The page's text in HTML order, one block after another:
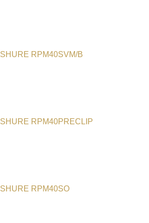
SHURE RPM40SVM/B
SHURE RPM40PRECLIP
SHURE RPM40SO